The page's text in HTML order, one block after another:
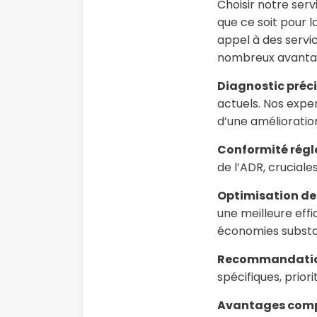
Choisir notre
que ce soit pour
appel à des
nombreux
Diagnostic
actuels. Nos
d’une
Conformité
de l’ADR,
Optimisation
une meilleure
économies
spécifiques,
Avantages